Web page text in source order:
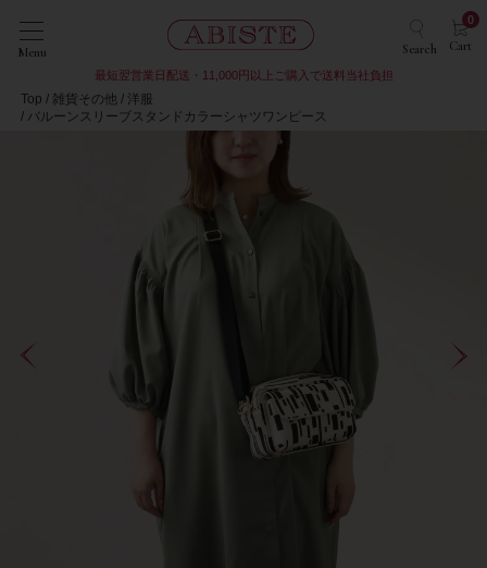
Menu Search Cart
0
最短翌営業日配送・11,000円以上ご購入で送料当社負担
Top 雑貨その他
洋服
バルーンスリーブスタンドカラーシャツワンピース